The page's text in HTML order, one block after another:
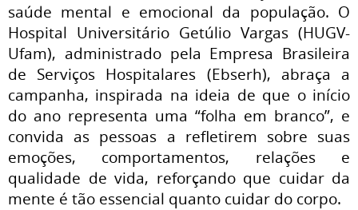
saúde mental e emocional da população. O
Hospital Universitário Getúlio Vargas (HUGV-
Ufam), administrado pela Empresa Brasileira
de Serviços Hospitalares (Ebserh), abraça a
campanha, inspirada na ideia de que o início
do ano representa uma “folha em branco”, e
convida as pessoas a refletirem sobre suas
emoções, comportamentos, relações e
qualidade de vida, reforçando que cuidar da
mente é tão essencial quanto cuidar do corpo.